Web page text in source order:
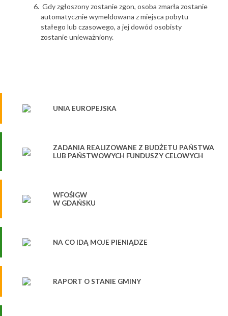
Gdy zgłoszony zostanie zgon, osoba zmarła zostanie
automatycznie wymeldowana z miejsca pobytu
stałego lub czasowego, a jej dowód osobisty
zostanie unieważniony.
UNIA EUROPEJSKA
ZADANIA REALIZOWANE Z BUDŻETU PAŃSTWA
LUB PAŃSTWOWYCH FUNDUSZY CELOWYCH
WFOŚIGW
W GDAŃSKU
NA CO IDĄ MOJE PIENIĄDZE
RAPORT O STANIE GMINY